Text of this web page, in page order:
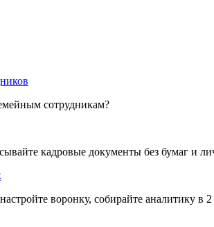
сотрудникам?
кадровые документы без бумаг и
воронку, собирайте аналитику в